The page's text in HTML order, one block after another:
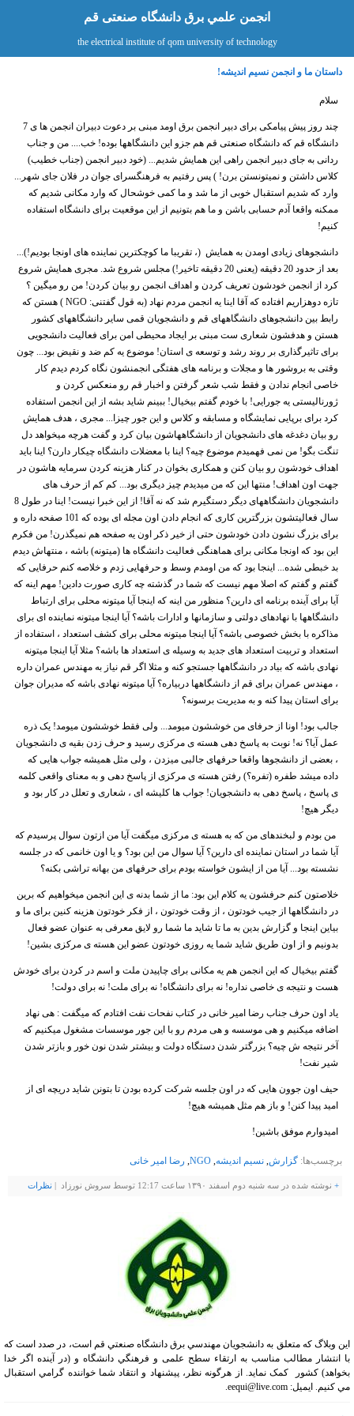
انجمن علمي برق دانشگاه صنعتی قم
the electrical institute of qom university of technology
داستان ما و انجمن نسیم اندیشه!
سلام
چند روز پیش پیامکی برای دبیر انجمن برق اومد مبنی بر دعوت دبیران انجمن ها ی 7
دانشگاه قم که دانشگاه صنعتی قم هم جزو این دانشگاهها بوده! خب.... من و جناب
ردانی به جای دبیر انجمن راهی این همایش شدیم... (خود دبیر انجمن (جناب خطیب)
کلاس داشتن و نمیتونستن برن! ) پس رفتیم به فرهنگسرای جوان در فلان جای شهر...
وارد که شدیم استقبال خوبی از ما شد و ما کمی خوشحال که وارد مکانی شدیم که
ممکنه واقعا آدم حسابی باشن و ما هم بتونیم از این موقعیت برای دانشگاه استفاده
کنیم!
دانشجوهای زیادی اومدن به همایش (، تقریبا ما کوچکترین نماینده های اونجا بودیم!)...
بعد از حدود 20 دقیقه (یعنی 20 دقیقه تاخیر!) مجلس شروع شد. مجری همایش شروع
کرد از انجمن خودشون تعریف کردن و اهداف انجمن رو بیان کردن! من رو میگین ؟
تازه دوهزاریم افتاده که آقا اینا یه انجمن مردم نهاد (به قول گفتنی: NGO ) هستن که
رابط بین دانشجوهای دانشگاههای قم و دانشجویان قمی سایر دانشگاههای کشور
هستن و هدفشون شعاری ست مبنی بر ایجاد محیطی امن برای فعالیت دانشجویی
برای تاثیرگذاری بر روند رشد و توسعه ی استان! موضوع یه کم ضد و نقیض بود... چون
وقتی به بروشور ها و مجلات و برنامه های هفتگی انجمنشون نگاه کردم دیدم کار
خاصی انجام ندادن و فقط شب شعر گرفتن و اخبار قم رو منعکس کردن و
ژورنالیستی یه جورایی! با خودم گفتم بیخیال! ببینم شاید بشه از این انجمن استفاده
کرد برای برپایی نمایشگاه و مسابقه و کلاس و این جور چیزا... مجری ، هدف همایش
رو بیان دغدغه های دانشجویان از دانشگاههاشون بیان کرد و گفت هرچه میخواهد دل
تنگت بگو! من نمی فهمیدم موضوع چیه؟ اینا با معضلات دانشگاه چیکار دارن؟ اینا باید
اهداف خودشون رو بیان کنن و همکاری بخوان در کنار هزینه کردن سرمایه هاشون در
جهت اون اهداف! منتها این که من میدیدم چیز دیگری بود... کم کم از حرف های
دانشجویان دانشگاههای دیگر دستگیرم شد که نه آقا! از این خبرا نیست! اینا در طول 8
سال فعالیتشون بزرگترین کاری که انجام دادن اون مجله ای بوده که 101 صفحه داره و
برای بزرگ نشون دادن خودشون حتی از خیر ذکر اون یه صفحه هم نمیگذرن! من فکرم
این بود که اونجا مکانی برای هماهنگی فعالیت دانشگاه ها (میتونه) باشه ، منتهاش دیدم
بد خبطی شده... اینجا بود که من اومدم وسط و حرفهایی زدم و خلاصه کنم حرفایی که
گفتم و گفتم که اصلا مهم نیست که شما در گذشته چه کاری صورت دادین! مهم اینه که
آیا برای آینده برنامه ای دارین؟ منظور من اینه که اینجا آیا میتونه محلی برای ارتباط
دانشگاهها با نهادهای دولتی و سازمانها و ادارات باشه؟ آیا اینجا میتونه نماینده ای برای
مذاکره با بخش خصوصی باشه؟ آیا اینجا میتونه محلی برای کشف استعداد ، استفاده از
استعداد و تربیت استعداد های جدید به وسیله ی استعداد ها باشه؟ مثلا آیا اینجا میتونه
نهادی باشه که بیاد در دانشگاهها جستجو کنه و مثلا اگر قم نیاز به مهندس عمران داره
، مهندس عمران برای قم از دانشگاهها دربیاره؟ آیا میتونه نهادی باشه که مدیران جوان
برای استان پیدا کنه و به مدیریت برسونه؟
جالب بود! اونا از حرفای من خوششون میومد... ولی فقط خوششون میومد! یک ذره
عمل آیا؟ نه! نوبت به پاسخ دهی هسته ی مرکزی رسید و حرف زدن بقیه ی دانشجویان
، بعضی از دانشجوها واقعا حرفهای جالبی میزدن ، ولی مثل همیشه جواب هایی که
داده میشد طفره (تفره؟) رفتن هسته ی مرکزی از پاسخ دهی و به معنای واقعی کلمه
ی پاسخ ، پاسخ دهی به دانشجویان! جواب ها کلیشه ای ، شعاری و تعلل در کار بود و
دیگر هیچ!
من بودم و لبخندهای من که به هسته ی مرکزی میگفت آیا من ازتون سوال پرسیدم که
آیا شما در استان نماینده ای دارین؟ آیا سوال من این بود؟ و یا اون خانمی که در جلسه
نشسته بود... آیا من از ایشون خواسته بودم برای حرفهای من بهانه تراشی بکنه؟
خلاصتون کنم حرفشون یه کلام این بود: ما از شما بدنه ی این انجمن میخواهیم که برین
در دانشگاهها از جیب خودتون ، از وقت خودتون ، از فکر خودتون هزینه کنین برای ما و
بیاین اینجا و گزارش بدین به ما تا شاید ما شما رو لایق معرفی به عنوان عضو فعال
بدونیم و از اون طریق شاید شما یه روزی خودتون عضو این هسته ی مرکزی بشین!
گفتم بیخیال که این انجمن هم یه مکانی برای چاپیدن ملت و اسم در کردن برای خودش
هست و نتیجه ی خاصی نداره! نه برای دانشگاه! نه برای ملت! نه برای دولت!
یاد اون حرف جناب رضا امیر خانی در کتاب نفحات نفت افتادم که میگفت : هی نهاد
اضافه میکنیم و هی موسسه و هی مردم رو با این جور موسسات مشغول میکنیم که
آخر نتیجه ش چیه؟ بزرگتر شدن دستگاه دولت و بیشتر شدن نون خور و بازتر شدن
شیر نفت!
حیف اون جوون هایی که در اون جلسه شرکت کرده بودن تا بتونن شاید دریچه ای از
امید پیدا کنن! و باز هم مثل همیشه هیچ!
امیدوارم موفق باشین!
برچسب‌ها: گزارش, نسیم اندیشه,
NGO
, رضا امیر خانی
+ نوشته شده در سه شنبه دوم اسفند ۱۳۹۰ ساعت 12:17 توسط سروش نورزاد | نظرات
اين وبلاگ كه متعلق به دانشجويان مهندسي برق دانشگاه صنعتي قم است، در صدد است که
با انتشار مطالب مناسب به ارتقاء سطح علمی و فرهنگي دانشگاه و (در آینده اگر خدا
بخواهد) کشور کمک نماید. از هرگونه نظر، پيشنهاد و انتقاد شما خواننده گرامي استقبال
مي كنيم. ايميل: eequi@live.com.